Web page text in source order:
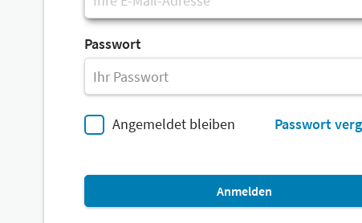
Passwort
Angemeldet bleiben Passwort
Anmelden